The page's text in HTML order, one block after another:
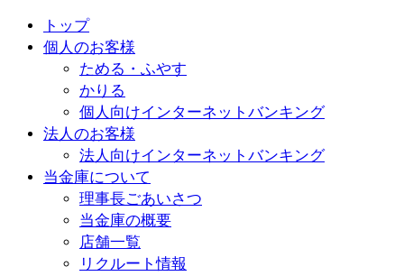
トップ
個人のお客様
ためる・ふやす
かりる
個人向けインターネットバンキング
法人のお客様
法人向けインターネットバンキング
当金庫について
理事長ごあいさつ
当金庫の概要
店舗一覧
リクルート情報